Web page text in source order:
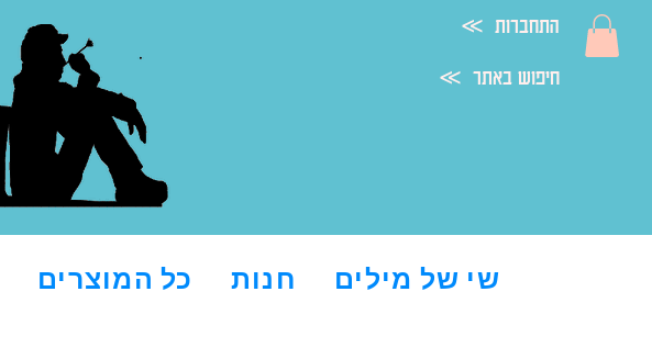
≪ התחברות
≪ חיפוש באתר
שי של מילים חנות כל המוצרים